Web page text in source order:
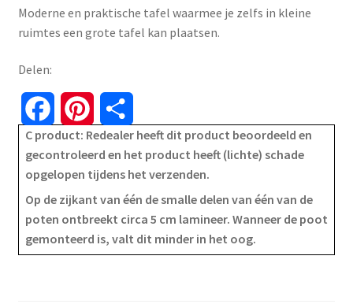
was:
€199.99.
is:
€79.99.
Moderne en praktische tafel waarmee je zelfs in kleine
ruimtes een grote tafel kan plaatsen.
Delen:
a
c
e
b
i
n
t
e
h
a
r
e
C product: Redealer heeft dit product beoordeeld en
gecontroleerd en het product heeft (lichte) schade
opgelopen tijdens het verzenden.
Op de zijkant van één de smalle delen van één van de
poten ontbreekt circa 5 cm lamineer. Wanneer de poot
gemonteerd is, valt dit minder in het oog.